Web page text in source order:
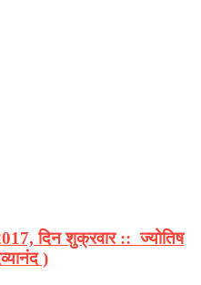
दिन शुक्रवार :: ज्योतिष
)